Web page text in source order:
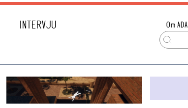
INTERVJU Om ADA